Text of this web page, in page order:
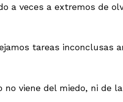
a veces a extremos de
tareas inconclusas
no viene del miedo, ni de la